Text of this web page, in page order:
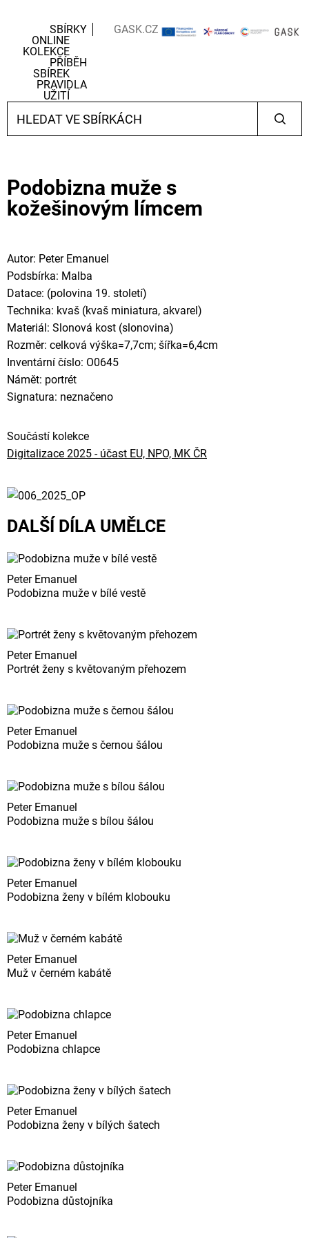
SBÍRKY
ONLINE
KOLEKCE
PŘÍBĚH
SBÍREK
PRAVIDLA
UŽITÍ
GASK.CZ
Podobizna muže s
kožešinovým límcem
Autor: Peter Emanuel
Podsbírka: Malba
Datace: (polovina 19. století)
Technika: kvaš (kvaš miniatura, akvarel)
Materiál: Slonová kost (slonovina)
Rozměr: celková výška=7,7cm; šířka=6,4cm
Inventární číslo: O0645
Námět: portrét
Signatura: neznačeno
Součástí kolekce
Digitalizace 2025 - účast EU, NPO, MK ČR
DALŠÍ DÍLA UMĚLCE
Peter Emanuel
Podobizna muže v bílé vestě
Peter Emanuel
Portrét ženy s květovaným přehozem
Peter Emanuel
Podobizna muže s černou šálou
Peter Emanuel
Podobizna muže s bílou šálou
Peter Emanuel
Podobizna ženy v bílém klobouku
Peter Emanuel
Muž v černém kabátě
Peter Emanuel
Podobizna chlapce
Peter Emanuel
Podobizna ženy v bílých šatech
Peter Emanuel
Podobizna důstojníka